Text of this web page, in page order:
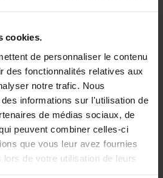
cookies.
de personnaliser le contenu
des fonctionnalités relatives aux
notre trafic. Nous
informations sur l'utilisation de
de médias sociaux, de
peuvent combiner celles-ci
que vous leur avez fournies
de votre utilisation de leurs
actualités
Juin 2026
à la 15ᵉ Business Golf
Cup d’Arras
: une exposition dans
lieu atypique à Lille
Mai 2026
: un nouveau lieu